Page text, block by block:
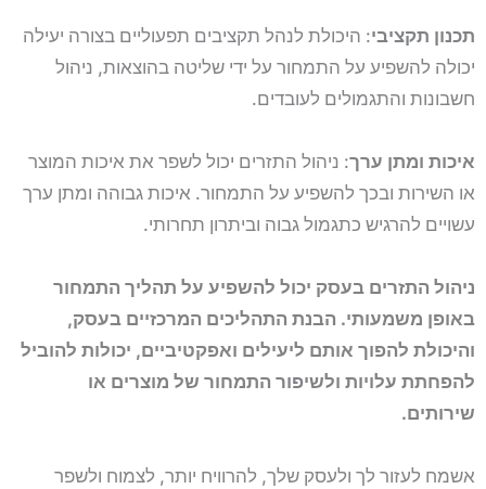
תכנון תקציבי: היכולת לנהל תקציבים תפעוליים בצורה יעילה
יכולה להשפיע על התמחור על ידי שליטה בהוצאות, ניהול
חשבונות והתגמולים לעובדים.
איכות ומתן ערך: ניהול התזרים יכול לשפר את איכות המוצר
או השירות ובכך להשפיע על התמחור. איכות גבוהה ומתן ערך
עשויים להרגיש כתגמול גבוה וביתרון תחרותי.
ניהול התזרים בעסק יכול להשפיע על תהליך התמחור
באופן משמעותי. הבנת התהליכים המרכזיים בעסק,
והיכולת להפוך אותם ליעילים ואפקטיביים, יכולות להוביל
להפחתת עלויות ולשיפור התמחור של מוצרים או
שירותים.
אשמח לעזור לך ולעסק שלך, להרוויח יותר, לצמוח ולשפר